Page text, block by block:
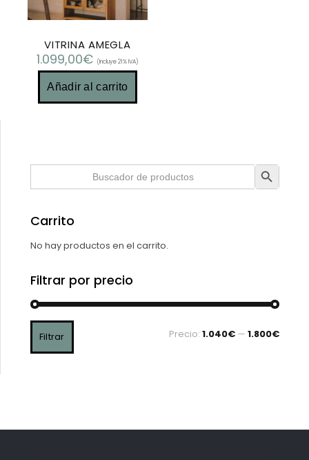
VITRINA AMEGLA
1.099,00€ (Incluye 21% IVA)
Añadir al carrito
Buscar: Botón de búsqueda
Carrito
No hay productos en el carrito.
Filtrar por precio
Filtrar Precio:1.040€ —1.800€